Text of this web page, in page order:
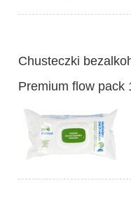
Chusteczki
Premium flow pack